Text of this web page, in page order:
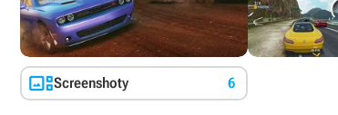
Screenshoty 6